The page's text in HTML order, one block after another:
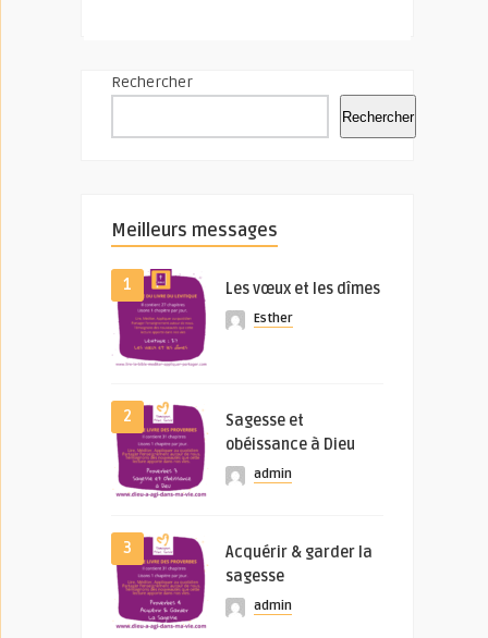
Rechercher
Rechercher
Meilleurs messages
1 Les vœux et les dîmes
Esther
2
Sagesse et
obéissance à Dieu
admin
3
Acquérir & garder la
sagesse
admin